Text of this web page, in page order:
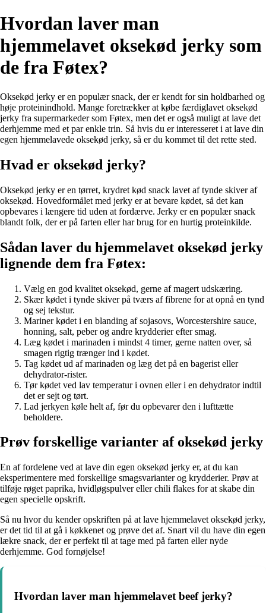
Hvordan laver man
hjemmelavet oksekød jerky som
de fra Føtex?
Oksekød jerky er en populær snack, der er kendt for sin holdbarhed og
høje proteinindhold. Mange foretrækker at købe færdiglavet oksekød
jerky fra supermarkeder som Føtex, men det er også muligt at lave det
derhjemme med et par enkle trin. Så hvis du er interesseret i at lave din
egen hjemmelavede oksekød jerky, så er du kommet til det rette sted.
Hvad er oksekød jerky?
Oksekød jerky er en tørret, krydret kød snack lavet af tynde skiver af
oksekød. Hovedformålet med jerky er at bevare kødet, så det kan
opbevares i længere tid uden at fordærve. Jerky er en populær snack
blandt folk, der er på farten eller har brug for en hurtig proteinkilde.
Sådan laver du hjemmelavet oksekød jerky
lignende dem fra Føtex:
Vælg en god kvalitet oksekød, gerne af magert udskæring.
Skær kødet i tynde skiver på tværs af fibrene for at opnå en tynd
og sej tekstur.
Mariner kødet i en blanding af sojasovs, Worcestershire sauce,
honning, salt, peber og andre krydderier efter smag.
Læg kødet i marinaden i mindst 4 timer, gerne natten over, så
smagen rigtig trænger ind i kødet.
Tag kødet ud af marinaden og læg det på en bagerist eller
dehydrator-rister.
Tør kødet ved lav temperatur i ovnen eller i en dehydrator indtil
det er sejt og tørt.
Lad jerkyen køle helt af, før du opbevarer den i lufttætte
beholdere.
Prøv forskellige varianter af oksekød jerky
En af fordelene ved at lave din egen oksekød jerky er, at du kan
eksperimentere med forskellige smagsvarianter og krydderier. Prøv at
tilføje røget paprika, hvidløgspulver eller chili flakes for at skabe din
egen specielle opskrift.
Så nu hvor du kender opskriften på at lave hjemmelavet oksekød jerky,
er det tid til at gå i køkkenet og prøve det af. Snart vil du have din egen
lækre snack, der er perfekt til at tage med på farten eller nyde
derhjemme. God fornøjelse!
Hvordan laver man hjemmelavet beef jerky?